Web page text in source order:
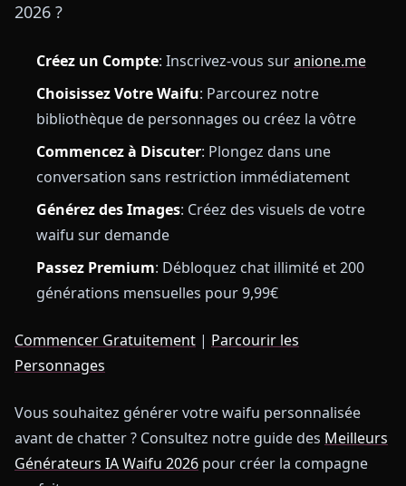
2026 ?
Créez un Compte: Inscrivez-vous suranione.me
Choisissez Votre Waifu: Parcourez notre
bibliothèque de personnages ou créez la vôtre
Commencez à Discuter: Plongez dans une
conversation sans restriction immédiatement
Générez des Images: Créez des visuels de votre
waifu sur demande
Passez Premium: Débloquez chat illimité et 200
générations mensuelles pour 9,99€
Commencer Gratuitement | Parcourir les
Personnages
Vous souhaitez générer votre waifu personnalisée
avant de chatter ? Consultez notre guide des Meilleurs
Générateurs IA Waifu 2026 pour créer la compagne